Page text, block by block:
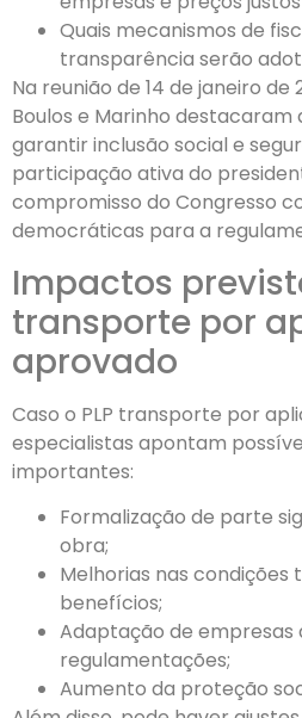
Quais mecanismos de
transparência serão
Na reunião de 14 de janeiro de
Boulos e Marinho destacaram
garantir inclusão social e
participação ativa do
compromisso do Congresso
democráticas para a
Impactos
transporte por
aprovado
Caso o PLP transporte por
especialistas apontam
importantes:
Formalização de parte
obra;
Melhorias nas condições
benefícios;
Adaptação de empresas
regulamentações;
Aumento da proteção